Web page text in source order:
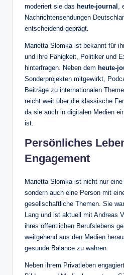
moderiert sie das heute-journal ,
Nachrichtensendungen
entscheidend geprägt.
Marietta Slomka ist bekannt für
und ihre Fähigkeit, Politiker und
hinterfragen. Neben dem heute-
Sonderprojekten mitgewirkt,
Beiträge zu internationalen
reicht weit über die klassische
da sie auch in digitalen Medien
ist.
Persönliches
Engagement
Marietta Slomka ist nicht nur
sondern auch eine Person mit
gesellschaftliche Themen. Sie
Lang und ist aktuell mit Andreas
ihres öffentlichen Berufslebens
weitgehend aus den Medien
gesunde Balance zu wahren.
Neben ihrem Privatleben